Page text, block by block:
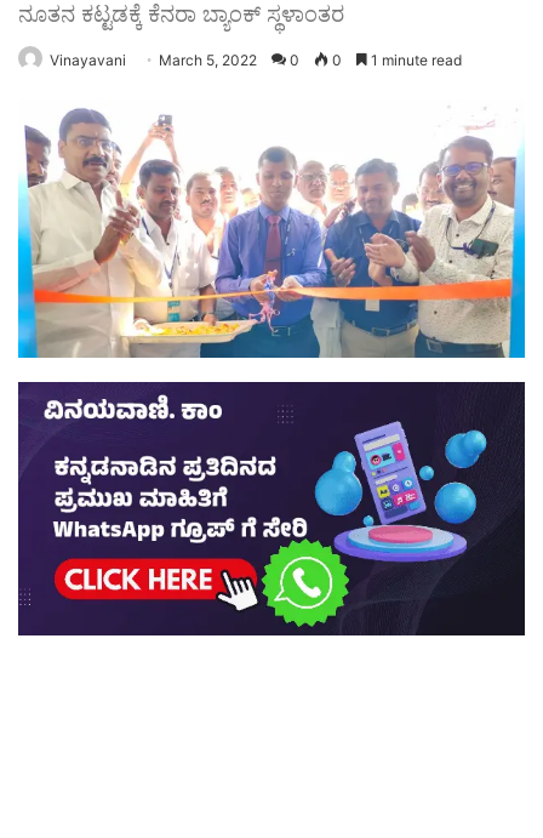
ನೂತನ ಕಟ್ಟಡಕ್ಕೆ ಕೆನರಾ ಬ್ಯಾಂಕ್ ಸ್ಥಳಾಂತರ
Vinayavani March 5, 2022 0 0 1 minute read